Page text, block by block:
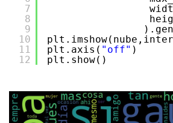
7
8
9
10
11
12
plt.axis( "off" )
plt.show()